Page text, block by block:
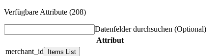
Verfügbare Attribute (208)
Datenfelder durchsuchen (Optional)
Attribut
merchant_id
Items List